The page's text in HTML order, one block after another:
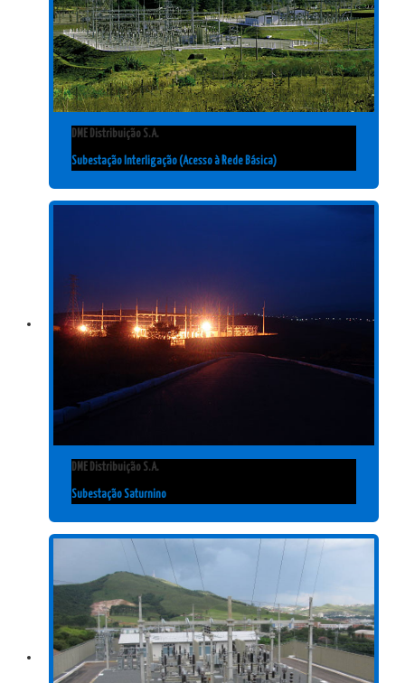
DME Distribuição S.A.
Subestação Interligação (Acesso à Rede Básica)
DME Distribuição S.A.
Subestação Saturnino